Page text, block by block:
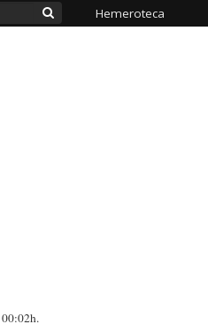
Hemeroteca
00:02h.